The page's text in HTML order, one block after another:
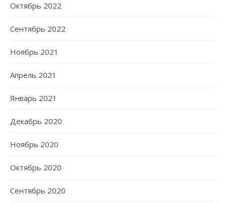
Октябрь 2022
Сентябрь 2022
Ноябрь 2021
Апрель 2021
Январь 2021
Декабрь 2020
Ноябрь 2020
Октябрь 2020
Сентябрь 2020